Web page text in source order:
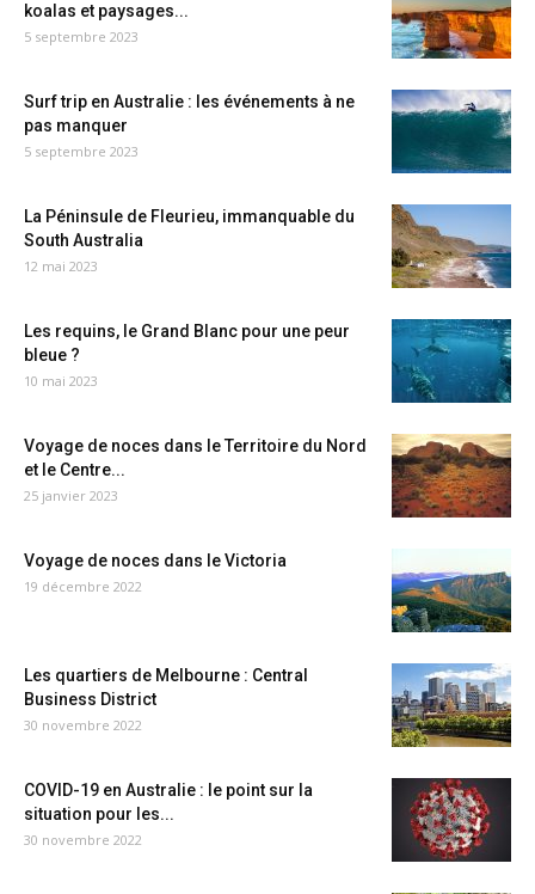
koalas et paysages...
5 septembre 2023
Surf trip en Australie : les événements à ne
pas manquer
5 septembre 2023
La Péninsule de Fleurieu, immanquable du
South Australia
12 mai 2023
Les requins, le Grand Blanc pour une peur
bleue ?
10 mai 2023
Voyage de noces dans le Territoire du Nord
et le Centre...
25 janvier 2023
Voyage de noces dans le Victoria
19 décembre 2022
Les quartiers de Melbourne : Central
Business District
30 novembre 2022
COVID-19 en Australie : le point sur la
situation pour les...
30 novembre 2022